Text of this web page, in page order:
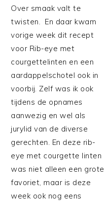
Over smaak valt te
twisten. En daar kwam
vorige week dit recept
voor Rib-eye met
courgettelinten en een
aardappelschotel ook in
voorbij. Zelf was ik ook
tijdens de opnames
aanwezig en wel als
jurylid van de diverse
gerechten. En deze rib-
eye met courgette linten
was niet alleen een grote
favoriet, maar is deze
week ook nog eens